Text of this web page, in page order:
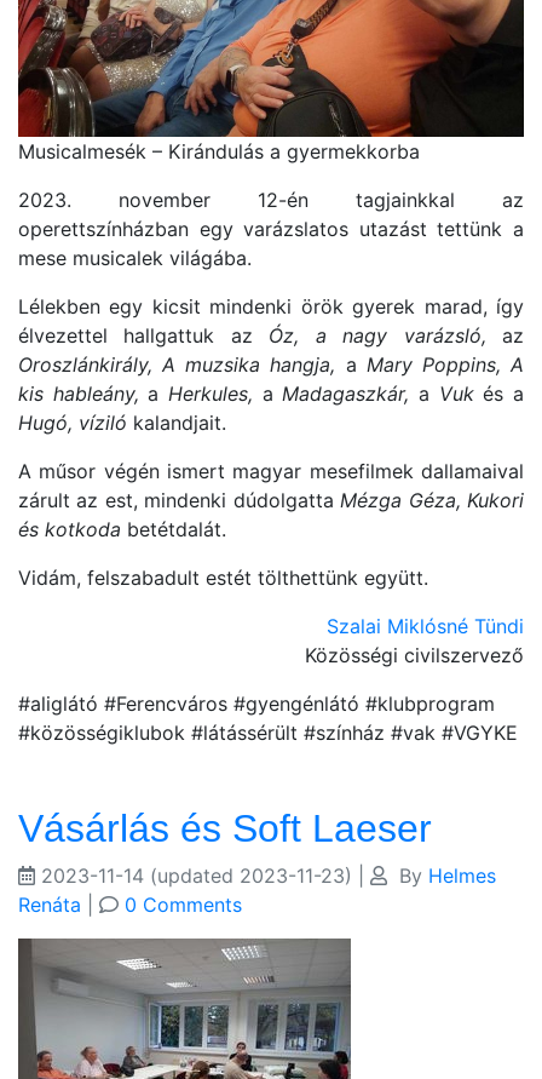
Musicalmesék – Kirándulás a gyermekkorba
2023. november 12-én tagjainkkal az
operettszínházban egy varázslatos utazást tettünk a
mese musicalek világába.
Lélekben egy kicsit mindenki örök gyerek marad, így
élvezettel hallgattuk az Óz, a nagy varázsló, az
Oroszlánkirály, A muzsika hangja, a Mary Poppins, A
kis hableány, a Herkules, a Madagaszkár, a Vukés a
Hugó, víziló kalandjait.
A műsor végén ismert magyar mesefilmek dallamaival
zárult az est, mindenki dúdolgatta Mézga Géza, Kukori
és kotkoda betétdalát.
Vidám, felszabadult estét tölthettünk együtt.
Szalai Miklósné Tündi
Közösségi civilszervező
#aliglátó #Ferencváros #gyengénlátó #klubprogram
#közösségiklubok #látássérült #színház #vak #VGYKE
Vásárlás és Soft Laeser
2023-11-14 (updated 2023-11-23) By Helmes
Renáta
0 Comments